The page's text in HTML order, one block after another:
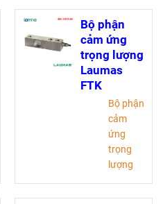
trình. Màn hình
LED rõ nét, kết
nối
RS232/RS485.
Phê duyệt
OIML R
76:2006 loại III
Bộ phận
cảm ứng
trọng lượng
Laumas
FTK
Bộ phận
cảm
ứng
trọng
lượng
FTK